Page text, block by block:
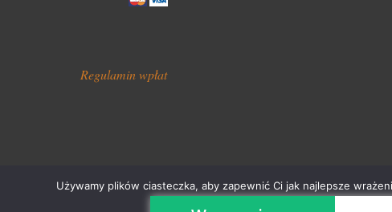
Regulamin wpłat
Stawiamy Na Łapy 2018
Używamy plików ciasteczka, aby zapewnić Ci jak najlepsze